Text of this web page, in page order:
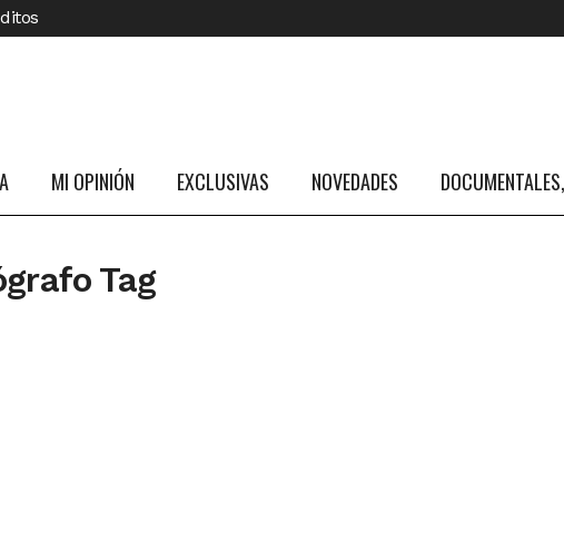
MI OPINIÓN EXCLUSIVAS NOVEDADES
Tag